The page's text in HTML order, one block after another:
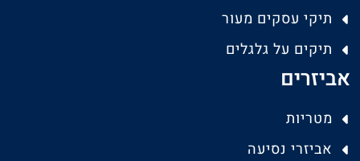
תיקי עסקים מעור
תיקים על גלגלים
אביזרים
מטריות
אביזרי נסיעה